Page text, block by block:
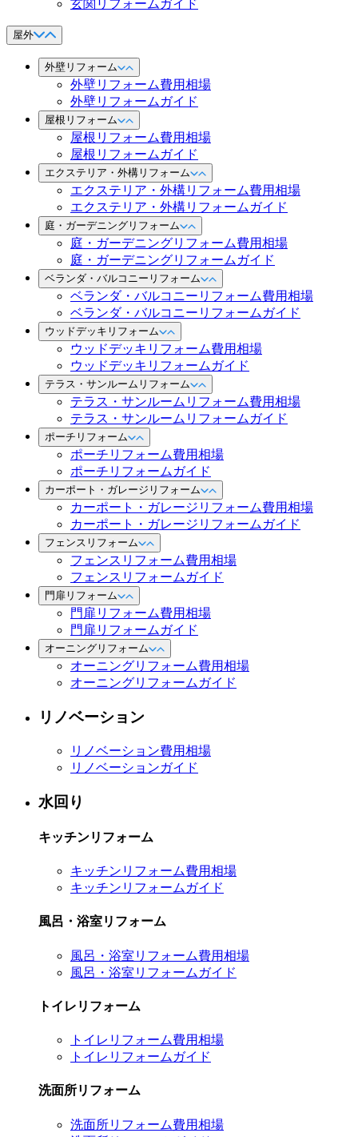
玄関リフォームガイド
屋外
外壁リフォーム
外壁リフォーム費用相場
外壁リフォームガイド
屋根リフォーム
屋根リフォーム費用相場
屋根リフォームガイド
エクステリア・外構リフォーム
エクステリア・外構リフォーム費用相場
エクステリア・外構リフォームガイド
庭・ガーデニングリフォーム
庭・ガーデニングリフォーム費用相場
庭・ガーデニングリフォームガイド
ベランダ・バルコニーリフォーム
ベランダ・バルコニーリフォーム費用相場
ベランダ・バルコニーリフォームガイド
ウッドデッキリフォーム
ウッドデッキリフォーム費用相場
ウッドデッキリフォームガイド
テラス・サンルームリフォーム
テラス・サンルームリフォーム費用相場
テラス・サンルームリフォームガイド
ポーチリフォーム
ポーチリフォーム費用相場
ポーチリフォームガイド
カーポート・ガレージリフォーム
カーポート・ガレージリフォーム費用相場
カーポート・ガレージリフォームガイド
フェンスリフォーム
フェンスリフォーム費用相場
フェンスリフォームガイド
門扉リフォーム
門扉リフォーム費用相場
門扉リフォームガイド
オーニングリフォーム
オーニングリフォーム費用相場
オーニングリフォームガイド
リノベーション
リノベーション費用相場
リノベーションガイド
水回り
キッチンリフォーム
キッチンリフォーム費用相場
キッチンリフォームガイド
風呂・浴室リフォーム
風呂・浴室リフォーム費用相場
風呂・浴室リフォームガイド
トイレリフォーム
トイレリフォーム費用相場
トイレリフォームガイド
洗面所リフォーム
洗面所リフォーム費用相場